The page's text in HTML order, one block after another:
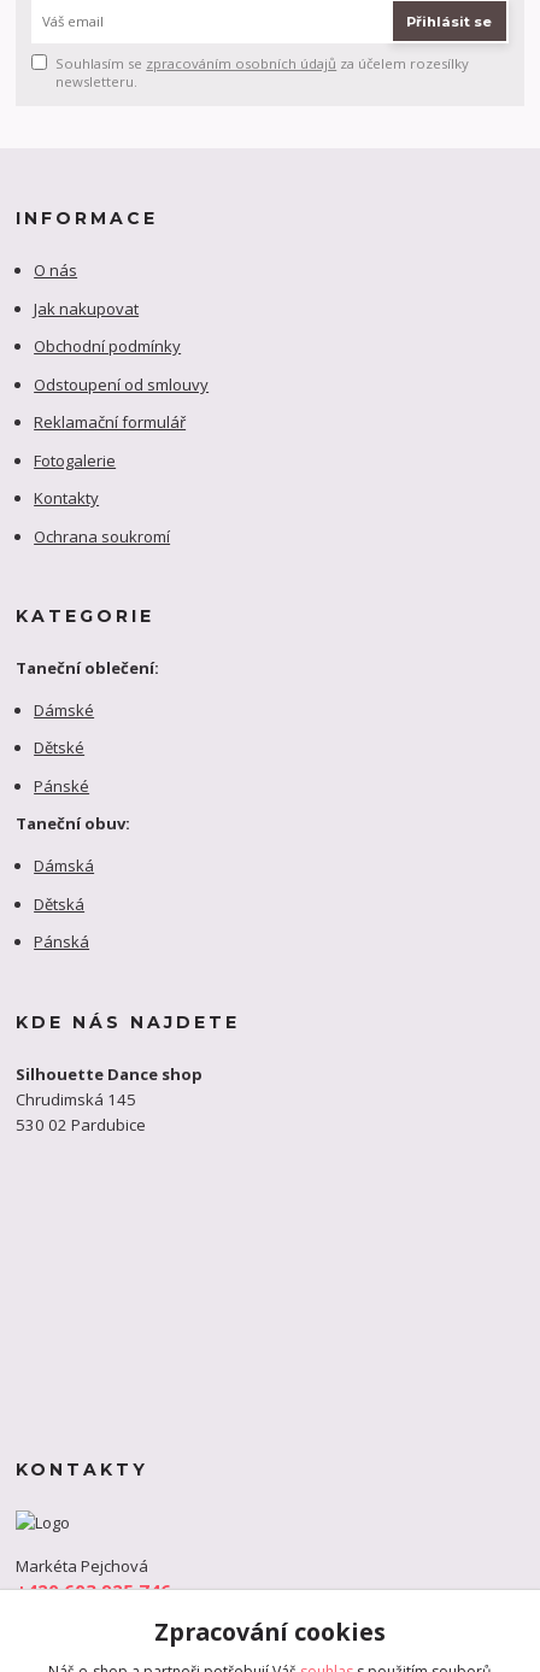
Přihlásit se
Souhlasím se zpracováním osobních údajů za účelem rozesílky
newsletteru.
INFORMACE
O nás
Jak nakupovat
Obchodní podmínky
Odstoupení od smlouvy
Reklamační formulář
Fotogalerie
Kontakty
Ochrana soukromí
KATEGORIE
Taneční oblečení:
Dámské
Dětské
Pánské
Taneční obuv:
Dámská
Dětská
Pánská
KDE NÁS NAJDETE
Silhouette Dance shop
Chrudimská 145
530 02 Pardubice
KONTAKTY
Markéta Pejchová
+420 603 925 746
info@s-dance.cz
Zpracování cookies